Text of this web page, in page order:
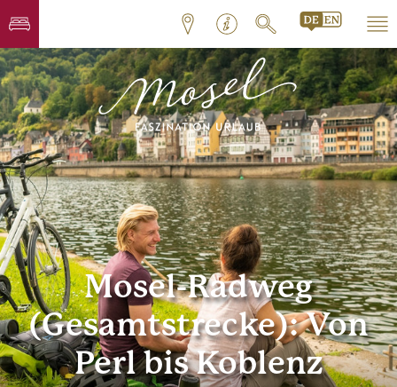
Mosel-Radweg
(Gesamtstrecke): Von
Perl bis Koblenz